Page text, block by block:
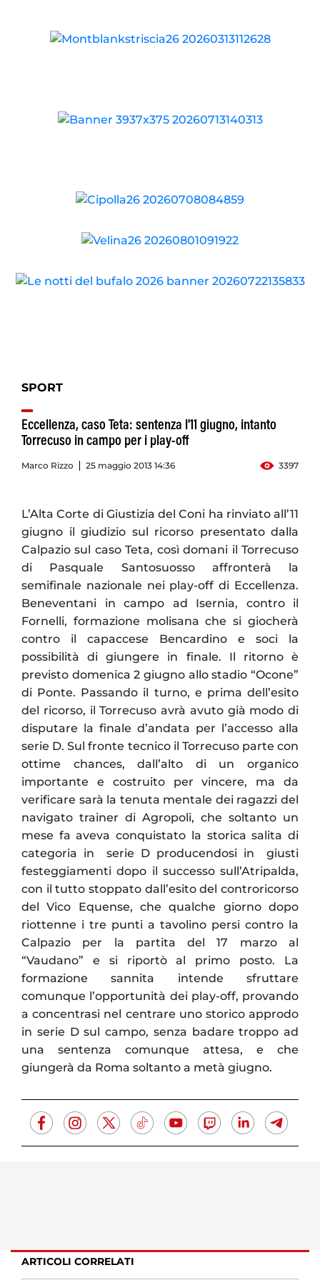
SPORT
Eccellenza, caso Teta: sentenza l'11 giugno, intanto
Torrecuso in campo per i play-off
Marco Rizzo 25 maggio 2013 14:36 3397
L’Alta Corte di Giustizia del Coni ha rinviato all’11
giugno il giudizio sul ricorso presentato dalla
Calpazio sul caso Teta, così domani il Torrecuso
di Pasquale Santosuosso affronterà la
semifinale nazionale nei play-off di Eccellenza.
Beneventani in campo ad Isernia, contro il
Fornelli, formazione molisana che si giocherà
contro il capaccese Bencardino e soci la
possibilità di giungere in finale. Il ritorno è
previsto domenica 2 giugno allo stadio “Ocone”
di Ponte. Passando il turno, e prima dell’esito
del ricorso, il Torrecuso avrà avuto già modo di
disputare la finale d’andata per l’accesso alla
serie D. Sul fronte tecnico il Torrecuso parte con
ottime chances, dall’alto di un organico
importante e costruito per vincere, ma da
verificare sarà la tenuta mentale dei ragazzi del
navigato trainer di Agropoli, che soltanto un
mese fa aveva conquistato la storica salita di
categoria in serie D producendosi in giusti
festeggiamenti dopo il successo sull’Atripalda,
con il tutto stoppato dall’esito del controricorso
del Vico Equense, che qualche giorno dopo
riottenne i tre punti a tavolino persi contro la
Calpazio per la partita del 17 marzo al
“Vaudano” e si riportò al primo posto. La
formazione sannita intende sfruttare
comunque l’opportunità dei play-off, provando
a concentrasi nel centrare uno storico approdo
in serie D sul campo, senza badare troppo ad
una sentenza comunque attesa, e che
giungerà da Roma soltanto a metà giugno.
ARTICOLI CORRELATI